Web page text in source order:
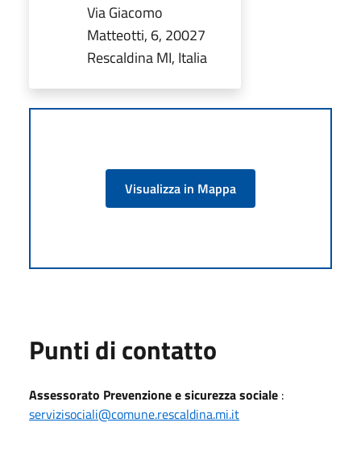
Via Giacomo
Matteotti, 6, 20027
Rescaldina MI, Italia
Visualizza in Mappa
Punti di contatto
Assessorato Prevenzione e sicurezza sociale :
servizisociali@comune.rescaldina.mi.it